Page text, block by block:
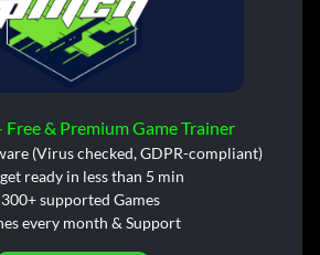
Free & Premium Game Trainer
(Virus checked, GDPR-compliant)
ready in less than 5 min
supported Games
every month & Support